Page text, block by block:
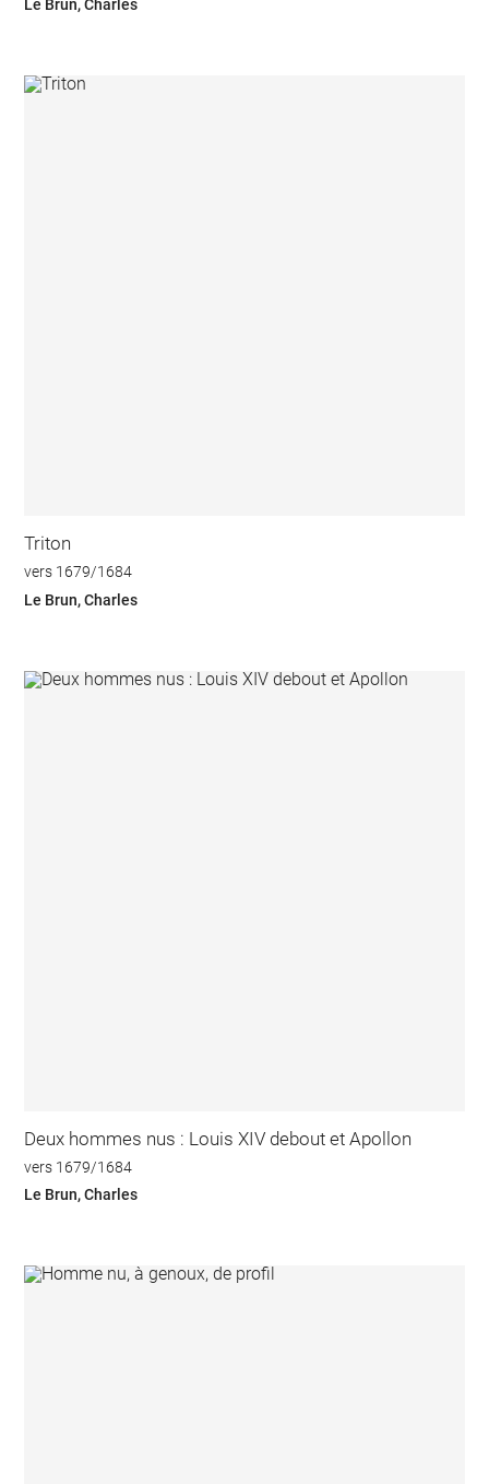
Le Brun, Charles
Triton
vers 1679/1684
Le Brun, Charles
Deux hommes nus : Louis XIV debout et Apollon
vers 1679/1684
Le Brun, Charles